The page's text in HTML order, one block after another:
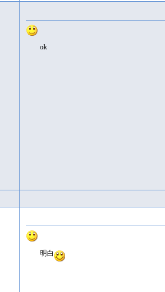
ok
明白